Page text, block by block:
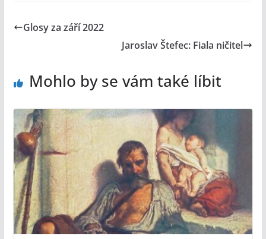
Glosy za září 2022
Jaroslav Štefec: Fiala ničitel
Mohlo by se vám také líbit